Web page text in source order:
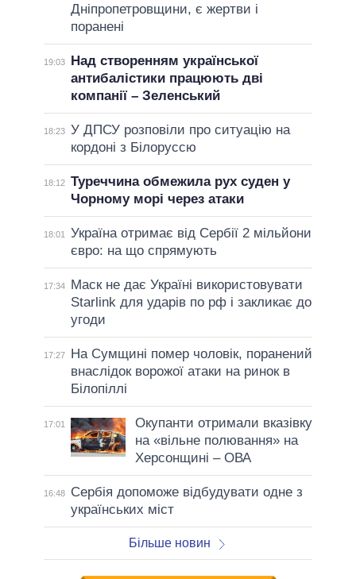
Дніпропетровщини, є жертви і
поранені
19:03
Над створенням української
антибалістики працюють дві
компанії – Зеленський
18:23 У ДПСУ розповіли про ситуацію на
кордоні з Білоруссю
18:12 Туреччина обмежила рух суден у
Чорному морі через атаки
18:01
Україна отримає від Сербії 2 мільйони
євро: на що спрямують
17:34
Маск не дає Україні використовувати
Starlink для ударів по рф і закликає до
угоди
17:27
На Сумщині помер чоловік, поранений
внаслідок ворожої атаки на ринок в
Білопіллі
17:01
Окупанти отримали вказівку
на «вільне полювання» на
Херсонщині – ОВА
16:48
Сербія допоможе відбудувати одне з
українських міст
Більше новин